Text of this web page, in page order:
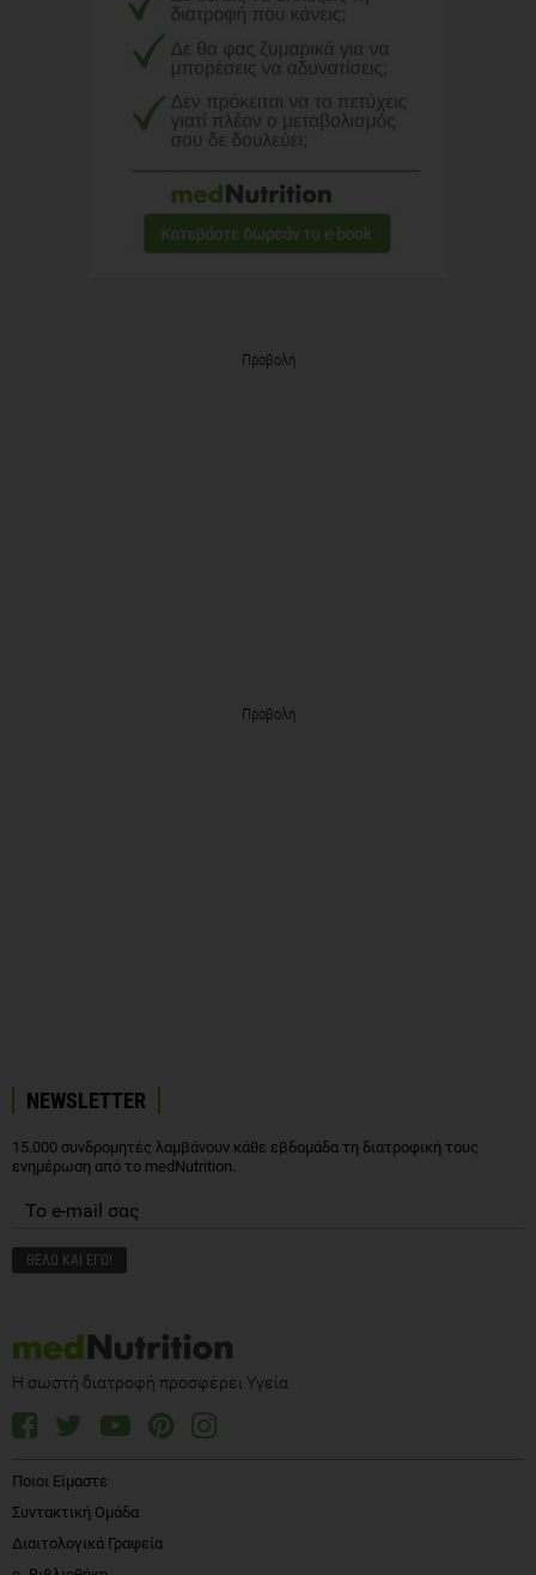
Προβολή
Προβολή
NEWSLETTER
15.000 συνδρομητές λαμβάνουν κάθε εβδομάδα τη διατροφική τους
ενημέρωση από το medNutrition.
Η σωστή διατροφή προσφέρει Υγεία
Ποιοι Είμαστε
Συντακτική Ομάδα
Διαιτολογικά Γραφεία